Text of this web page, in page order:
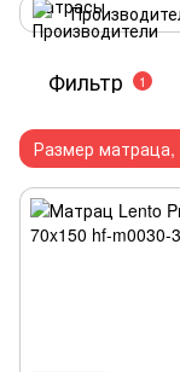
Фильтр 1
Размер матраца,